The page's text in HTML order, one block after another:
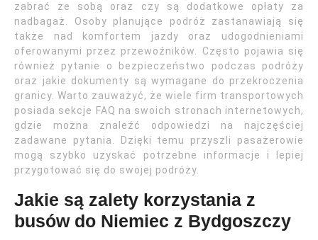
zabrać ze sobą oraz czy są dodatkowe opłaty za
nadbagaż. Osoby planujące podróż zastanawiają się
także nad komfortem jazdy oraz udogodnieniami
oferowanymi przez przewoźników. Często pojawia się
również pytanie o bezpieczeństwo podczas podróży
oraz jakie dokumenty są wymagane do przekroczenia
granicy. Warto zauważyć, że wiele firm transportowych
posiada sekcje FAQ na swoich stronach internetowych,
gdzie można znaleźć odpowiedzi na najczęściej
zadawane pytania. Dzięki temu przyszli pasażerowie
mogą szybko uzyskać potrzebne informacje i lepiej
przygotować się do swojej podróży.
Jakie są zalety korzystania z
busów do Niemiec z Bydgoszczy